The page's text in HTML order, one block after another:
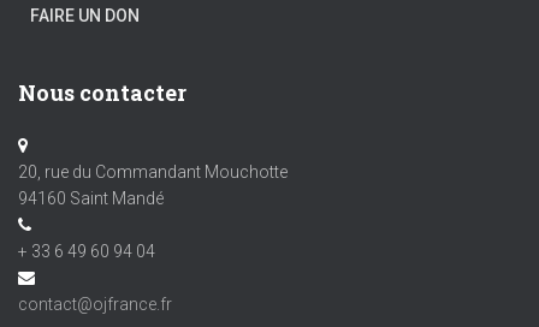
FAIRE UN DON
Nous contacter
20, rue du Commandant Mouchotte
94160 Saint Mandé
+ 33 6 49 60 94 04
contact@ojfrance.fr